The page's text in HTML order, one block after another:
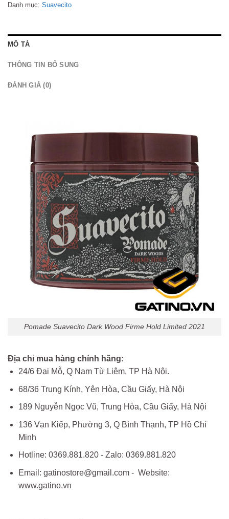
Danh mục: Suavecito
MÔ TẢ
THÔNG TIN BỔ SUNG
ĐÁNH GIÁ (0)
Pomade Suavecito Dark Wood Firme Hold Limited 2021
Địa chỉ mua hàng chính hãng:
24/6 Đại Mỗ, Q Nam Từ Liêm, TP Hà Nội.
68/36 Trung Kính, Yên Hòa, Cầu Giấy, Hà Nội
189 Nguyễn Ngọc Vũ, Trung Hòa, Cầu Giấy, Hà Nội
136 Vạn Kiếp, Phường 3, Q Bình Thạnh, TP Hồ Chí
Minh
Hotline: 0369.881.820 - Zalo: 0369.881.820
Email: gatinostore@gmail.com - Website:
www.gatino.vn